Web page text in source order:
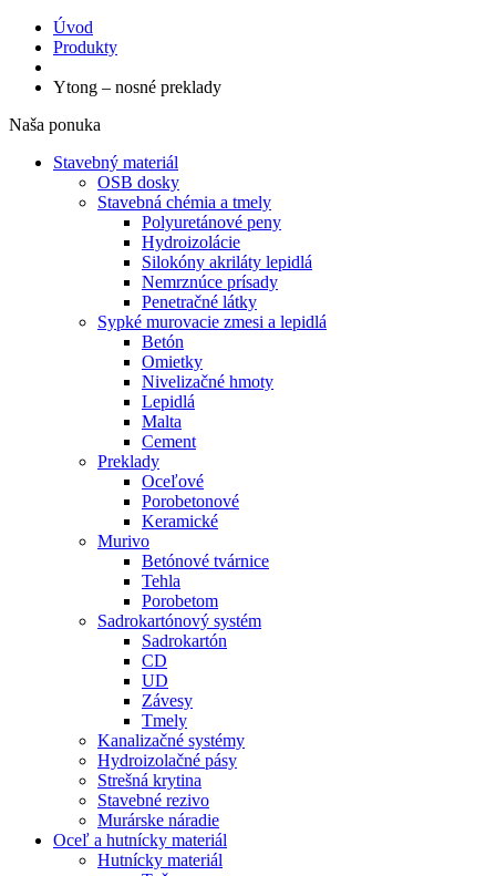
Úvod
Produkty
Ytong – nosné preklady
Naša ponuka
Stavebný materiál
OSB dosky
Stavebná chémia a tmely
Polyuretánové peny
Hydroizolácie
Silokóny akriláty lepidlá
Nemrznúce prísady
Penetračné látky
Sypké murovacie zmesi a lepidlá
Betón
Omietky
Nivelizačné hmoty
Lepidlá
Malta
Cement
Preklady
Oceľové
Porobetonové
Keramické
Murivo
Betónové tvárnice
Tehla
Porobetom
Sadrokartónový systém
Sadrokartón
CD
UD
Závesy
Tmely
Kanalizačné systémy
Hydroizolačné pásy
Strešná krytina
Stavebné rezivo
Murárske náradie
Oceľ a hutnícky materiál
Hutnícky materiál